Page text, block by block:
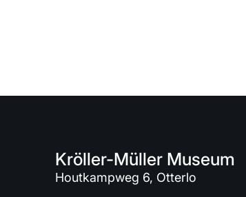
Kröller-Müller Museum
Houtkampweg 6, Otterlo